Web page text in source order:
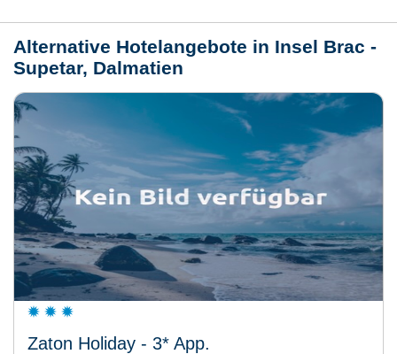
Alternative Hotelangebote in Insel Brac -
Supetar, Dalmatien
Zaton Holiday - 3* App.